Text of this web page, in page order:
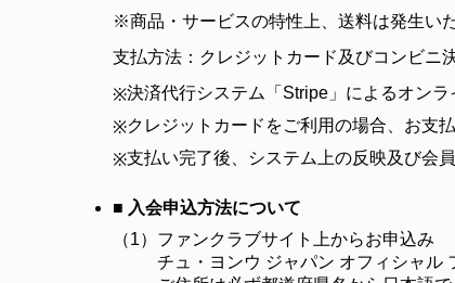
※商品・サービスの特性上、送料は発生い
支払方法：クレジットカード及びコンビニ
※決済代行システム「Stripe」によるオンラ
※クレジットカードをご利用の場合、お支
※支払い完了後、システム上の反映及び会
■ 入会申込方法について
（1） ファンクラブサイト上からお申込み
チュ・ヨンウ ジャパン オフィシャル